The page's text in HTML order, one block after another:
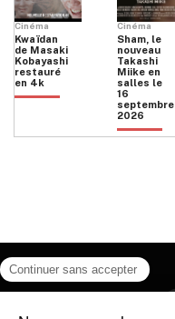
Cinéma
Kwaïdan
de Masaki
Kobayashi
restauré
en 4k
Cinéma
Sham, le
nouveau
Takashi
Miike en
salles le
16
septembre
2026